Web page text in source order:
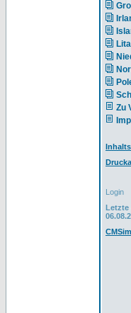
Zu
Login
Letzte